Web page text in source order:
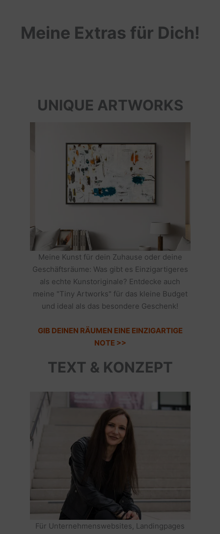
Meine Extras für Dich!
UNIQUE ARTWORKS
Meine Kunst für dein Zuhause oder deine
Geschäftsräume: Was gibt es Einzigartigeres
als echte Kunstoriginale? Entdecke auch
meine "Tiny Artworks" für das kleine Budget
und ideal als das besondere Geschenk!
GIB DEINEN RÄUMEN EINE EINZIGARTIGE
NOTE >>
TEXT & KONZEPT
Für Unternehmenswebsites, Landingpages